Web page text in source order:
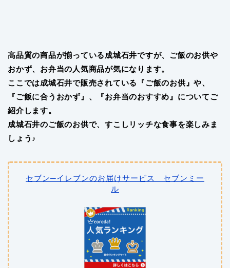
高品質の商品が揃っている成城石井ですが、ご飯のお供や
おかず、お弁当の人気商品が気になります。
ここでは成城石井で販売されている『ご飯のお供』や、
『ご飯に合うおかず』、『お弁当のおすすめ』についてご
紹介します。
成城石井のご飯のお供で、すこしリッチな食事を楽しみま
しょう♪
セブン─イレブンのお届けサービス セブンミー
ル